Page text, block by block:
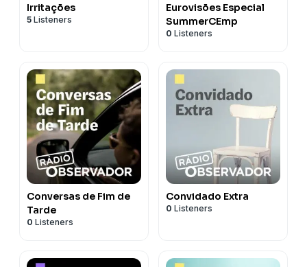
Irritações
5 Listeners
Eurovisões Especial
SummerCEmp
0 Listeners
Conversas de Fim de
Tarde
0 Listeners
Convidado Extra
0 Listeners